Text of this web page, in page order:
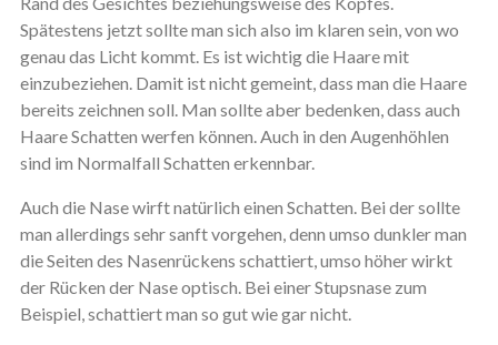
Spätestens jetzt sollte man sich also im klaren sein, von wo
genau das Licht kommt. Es ist wichtig die Haare mit
einzubeziehen. Damit ist nicht gemeint, dass man die Haare
bereits zeichnen soll. Man sollte aber bedenken, dass auch
Haare Schatten werfen können. Auch in den Augenhöhlen
sind im Normalfall Schatten erkennbar.
Auch die Nase wirft natürlich einen Schatten. Bei der sollte
man allerdings sehr sanft vorgehen, denn umso dunkler man
die Seiten des Nasenrückens schattiert, umso höher wirkt
der Rücken der Nase optisch. Bei einer Stupsnase zum
Beispiel, schattiert man so gut wie gar nicht.